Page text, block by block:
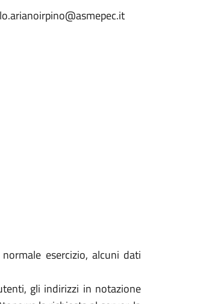
esercizio, alcuni dati
gli indirizzi in notazione